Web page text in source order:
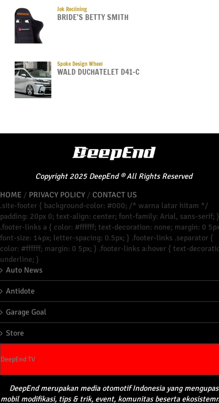
Jok Reclining
BRIDE’S BETTY SMITH
Spoke Design Wheel
WALD DUCHATELET D41-C
Copyright 2025 DeepEnd®All Rights Reserved
HOME / PRIVACY POLICY / CONTACT US
.site-footer { background-color: #000; /* warna latar hitam */
padding: 20px 0; text-align: center; font-family: Arial, sans-serif; }
.footer-links a { color: #ffffff; text-decoration: none; margin: 0
font-size: 14px; letter-spacing: 0.5px; } .footer-links .separator {
color: #ffffff; margin: 0 5px; } .footer-links a:hover { text-
underline; }
Auto News
Antidote
Garage Goal
Store
DeepEnd TV
DeepEnd merupakanmedia otomotifIndonesia yangmengupas
mobil modifikasi, tips & trik, event, komunitas beserta